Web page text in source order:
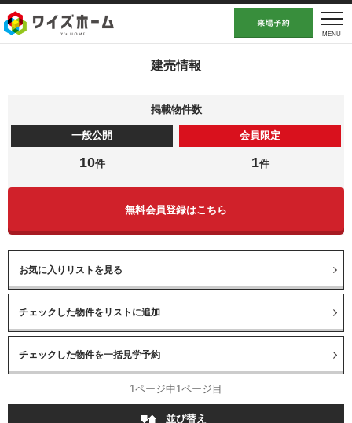
建売情報
掲載物件数
一般公開
10件
会員限定
1件
無料会員登録はこちら
お気に入りリストを見る
1ページ中1ページ目
並び替え